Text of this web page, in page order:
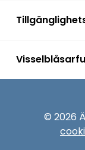
© 2026